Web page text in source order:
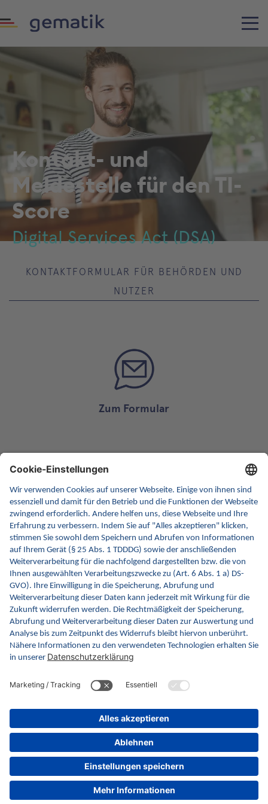
Kontakt- und
Meldestelle für den TI-
Score
Digital Services Act (DSA)
KONTAKTFORMULAR FÜR BEHÖRDEN UND
NUTZER
Zum Formular
MELDEFORMULAR FÜR RECHTSWIDRIGE
INHALTE
Zum Formular
© 2026 gematik GmbH
Datenschutz|DSA Formulare|Impressum